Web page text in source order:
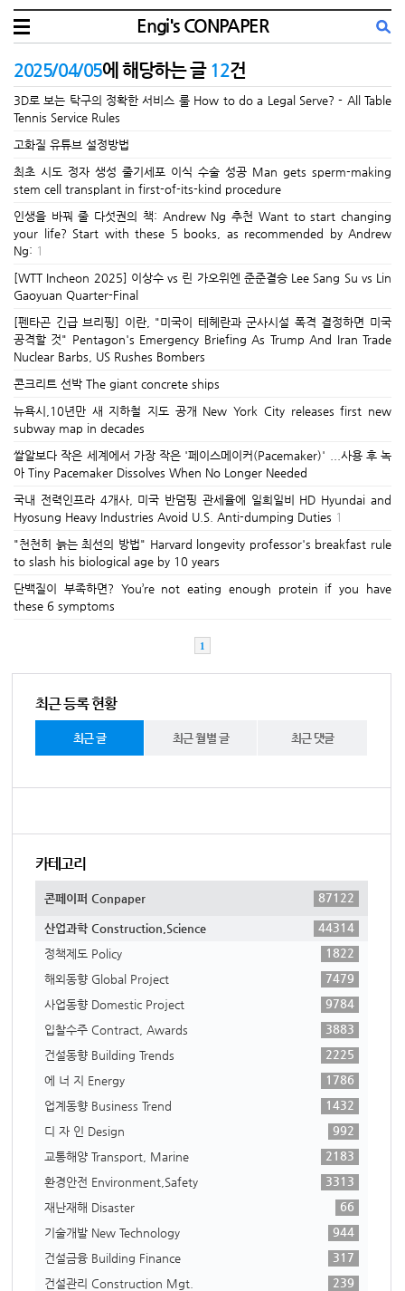
Engi's CONPAPER
2025/04/05에 해당하는 글 12건
3D로 보는 탁구의 정확한 서비스 룰 How to do a Legal Serve? - All Table
Tennis Service Rules
고화질 유튜브 설정방법
최초 시도 정자 생성 줄기세포 이식 수술 성공 Man gets sperm-making
stem cell transplant in first-of-its-kind procedure
인생을 바꿔 줄 다섯권의 책: Andrew Ng 추천 Want to start changing
your life? Start with these 5 books, as recommended by Andrew
Ng: 1
[WTT Incheon 2025] 이상수 vs 린 가오위엔 준준결승 Lee Sang Su vs Lin
Gaoyuan Quarter-Final
[펜타곤 긴급 브리핑] 이란, "미국이 테헤란과 군사시설 폭격 결정하면 미국
공격할 것" Pentagon's Emergency Briefing As Trump And Iran Trade
Nuclear Barbs, US Rushes Bombers
콘크리트 선박 The giant concrete ships
뉴욕시,10년만 새 지하철 지도 공개 New York City releases first new
subway map in decades
쌀알보다 작은 세계에서 가장 작은 '페이스메이커(Pacemaker)' ...사용 후 녹
아 Tiny Pacemaker Dissolves When No Longer Needed
국내 전력인프라 4개사, 미국 반덤핑 관세율에 일희일비 HD Hyundai and
Hyosung Heavy Industries Avoid U.S. Anti-dumping Duties 1
"천천히 늙는 최선의 방법" Harvard longevity professor's breakfast rule
to slash his biological age by 10 years
단백질이 부족하면? You’re not eating enough protein if you have
these 6 symptoms
1
최근 등록 현황
최근 글 최근 월별 글 최근 댓글
카테고리
콘페이퍼 Conpaper 87122
산업과학 Construction,Science
44314
정책제도 Policy
1822
해외동향 Global Project
7479
사업동향 Domestic Project
9784
입찰수주 Contract, Awards
3883
건설동향 Building Trends
2225
에 너 지 Energy
1786
업계동향 Business Trend
1432
디 자 인 Design
992
교통해양 Transport, Marine
2183
환경안전 Environment,Safety
3313
재난재해 Disaster
66
기술개발 New Technology
944
건설금융 Building Finance
317
건설관리 Construction Mgt.
239